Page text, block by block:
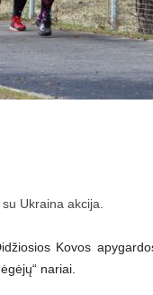
Ukraina akcija.
Kovos
nariai.